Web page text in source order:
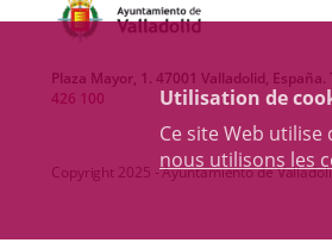
Utilisation de
Ce site Web
nous utilisons les
Plaza Mayor, 1. 47001 Valladolid, España.
426 100
Copyright 2025 - Ayuntamiento de